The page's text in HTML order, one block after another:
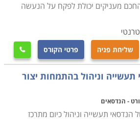
מעניקים יכולת לפקח על הנעשה
שליחת פניה פרטי הקורס 
תעשייה וניהול בהתמחות יצור
- הנדסאים
הנדסאי תעשייה וניהול כיום מתרכז